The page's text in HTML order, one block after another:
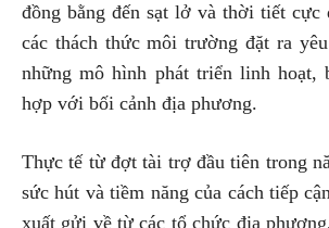
đồng bằng đến sạt lở và thời tiết cực
các thách thức môi trường đặt ra
những mô hình phát triển linh hoạt,
hợp với bối cảnh địa phương.
Thực tế từ đợt tài trợ đầu tiên trong
sức hút và tiềm năng của cách tiếp
xuất gửi về từ các tổ chức địa